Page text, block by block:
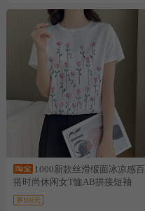
1000新款丝滑缎面冰凉感百
搭时尚休闲女T恤AB拼接短袖
券100元